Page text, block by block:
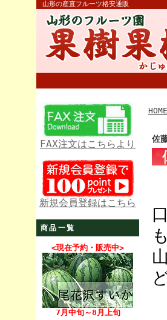
山形の産直フルーツ格安通販
FAX注文はこちらより
新規会員登録はこちら
商品一覧
<現在予約・販売中>
7月中旬～8月上旬
HOME
佐